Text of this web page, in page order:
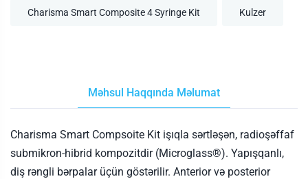
Charisma Smart Composite 4 Syringe Kit Kulzer
Məhsul Haqqında Məlumat
Charisma Smart Compsoite Kit işıqla sərtləşən, radioşəffaf
submikron-hibrid kompozitdir (Microglass®). Yapışqanlı,
diş rəngli bərpalar üçün göstərilir. Anterior və posterior